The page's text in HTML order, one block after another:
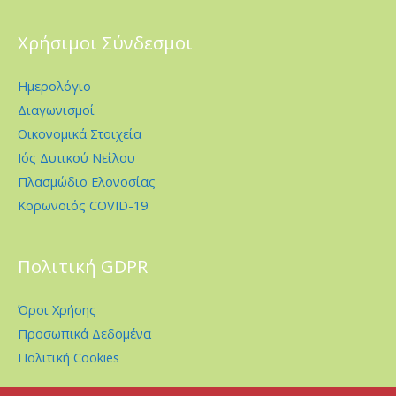
Χρήσιμοι Σύνδεσμοι
Ημερολόγιο
Διαγωνισμοί
Οικονομικά Στοιχεία
Ιός Δυτικού Νείλου
Πλασμώδιο Ελονοσίας
Κορωνοϊός COVID-19
Πολιτική GDPR
Όροι Χρήσης
Προσωπικά Δεδομένα
Πολιτική Cookies